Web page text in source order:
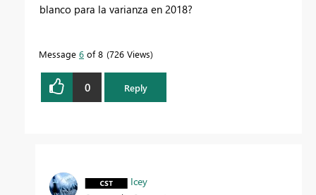
blanco para la varianza en 2018?
Message 6 of 8 726 Views
0 Reply
Icey